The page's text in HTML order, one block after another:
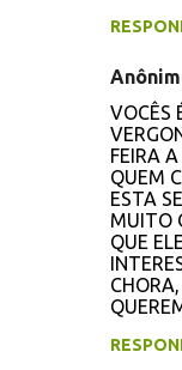
VOCÊS
FEIRA
QUEM
ESTA
MUITO
QUE